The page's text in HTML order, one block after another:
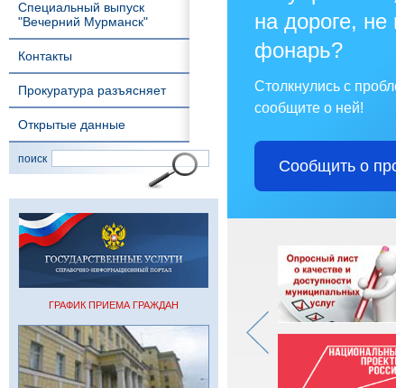
Специальный выпуск
"Вечерний Мурманск"
Контакты
Прокуратура разъясняет
Открытые данные
поиск
ГРАФИК ПРИЕМА ГРАЖДАН
на дороге, не
фонарь?
Столкнулись с
сообщите о ней!
Сообщить о